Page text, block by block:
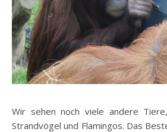
Wir sehen noch viele andere
Strandvögel und Flamingos. Das